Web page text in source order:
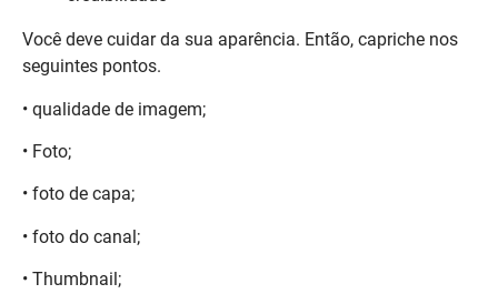
• qualidade de imagem;
• Foto;